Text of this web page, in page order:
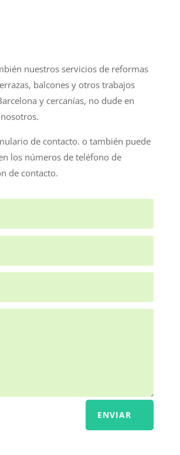
nuestros servicios de reformas
balcones y otros trabajos
y cercanías, no dude en
de contacto. o también puede
los números de teléfono de
de contacto.
ENVIAR